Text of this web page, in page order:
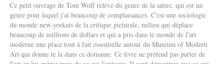
Ce petit ouvrage de Tom Wolf relève du genre de la satire, qui est un
genre pour lequel j'ai beaucoup de complaisances. C'est une sociologie
du monde new-yorkais de la critique picturale, milieu qui déplace
beaucoup de millions de dollars et qui a pris dans le monde de l'art
moderne une place tout à fait essentielle autour du Museum of Modern
Art qui donne le la dans ce domaine. Ce livre ne prétend pas parler de